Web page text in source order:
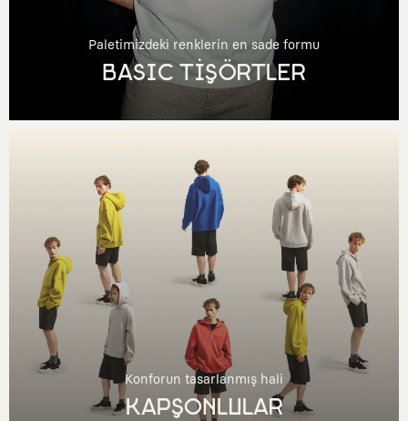
Paletimizdeki renklerin en sade formu
BASIC TİŞÖRTLER
Konforun tasarlanmış hali
KAPŞONLULAR